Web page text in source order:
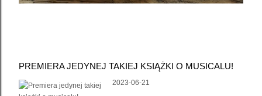
PREMIERA JEDYNEJ TAKIEJ KSIĄŻKI O MUSICALU!
2023-06-21